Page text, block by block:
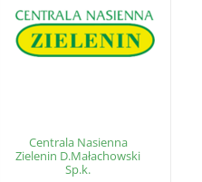
Centrala Nasienna
Zielenin D.Małachowski
Sp.k.